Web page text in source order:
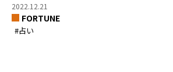
2022.12.21
FORTUNE
#占い